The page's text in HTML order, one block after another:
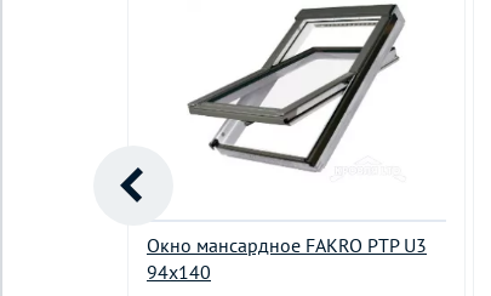
Окно мансардное FAKRO PTP U3
94х140